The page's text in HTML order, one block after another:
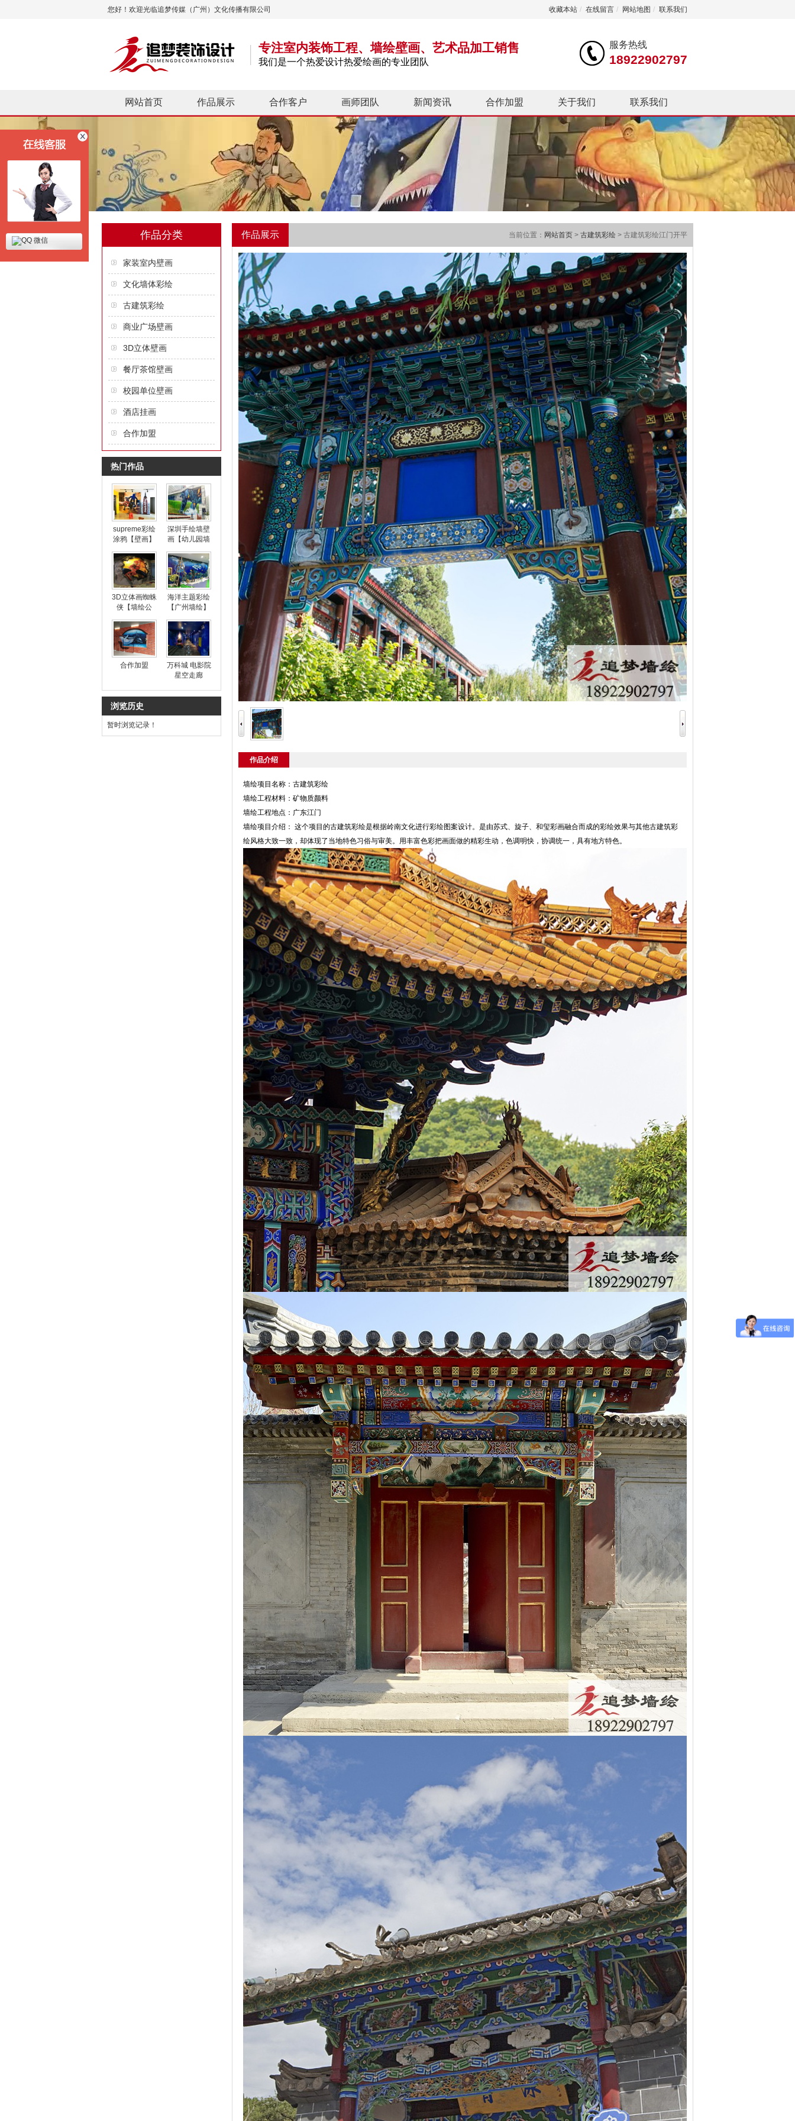
您好！欢迎光临追梦传媒（广州）文化传播有限公司 收藏本站 / 在线留言 / 网站地图 / 联系我们
专注室内装饰工程、墙绘壁画、艺术品加工销售
我们是一个热爱设计热爱绘画的专业团队
服务热线
18922902797
网站首页 作品展示 合作客户 画师团队 新闻资讯 合作加盟 关于我们 联系我们
作品分类
家装室内壁画
文化墙体彩绘
古建筑彩绘
商业广场壁画
3D立体壁画
餐厅茶馆壁画
校园单位壁画
酒店挂画
合作加盟
热门作品
supreme彩绘
涂鸦【壁画】
深圳手绘墙壁
画【幼儿园墙
3D立体画蜘蛛
侠【墙绘公
海洋主题彩绘
【广州墙绘】
合作加盟
万科城 电影院
星空走廊
浏览历史
暂时浏览记录！
作品展示 当前位置： 网站首页 > 古建筑彩绘 > 古建筑彩绘江门开平
作品介绍
墙绘项目名称：古建筑彩绘
墙绘工程材料：矿物质颜料
墙绘工程地点：广东江门
墙绘项目介绍： 这个项目的古建筑彩绘是根据岭南文化进行彩绘图案设计。是由苏式、旋子、和玺彩画融合而成的彩绘效果与其他古建筑彩
绘风格大致一致，却体现了当地特色习俗与审美。用丰富色彩把画面做的精彩生动，色调明快，协调统一，具有地方特色。
微信